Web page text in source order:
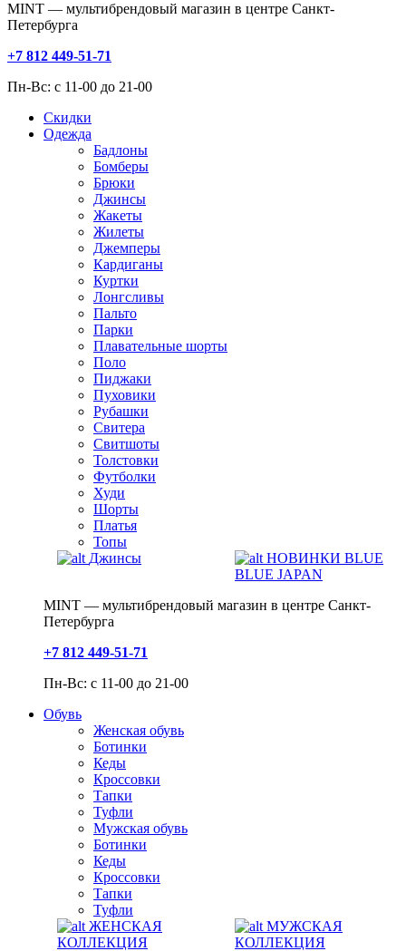
MINT — мультибрендовый магазин в центре Санкт-
Петербурга
+7 812 449-51-71
Пн-Вс: с 11-00 до 21-00
Скидки
Одежда
Бадлоны
Бомберы
Брюки
Джинсы
Жакеты
Жилеты
Джемперы
Кардиганы
Куртки
Лонгсливы
Пальто
Парки
Плавательные шорты
Поло
Пиджаки
Пуховики
Рубашки
Свитера
Свитшоты
Толстовки
Футболки
Худи
Шорты
Платья
Топы
Джинсы
НОВИНКИ BLUE
BLUE JAPAN
MINT — мультибрендовый магазин в центре Санкт-
Петербурга
+7 812 449-51-71
Пн-Вс: с 11-00 до 21-00
Обувь
Женская обувь
Ботинки
Кеды
Кроссовки
Тапки
Туфли
Мужская обувь
Ботинки
Кеды
Кроссовки
Тапки
Туфли
ЖЕНСКАЯ
КОЛЛЕКЦИЯ
МУЖСКАЯ
КОЛЛЕКЦИЯ